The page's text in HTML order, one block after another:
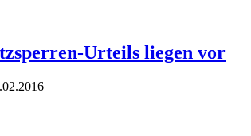
Urteils liegen vor